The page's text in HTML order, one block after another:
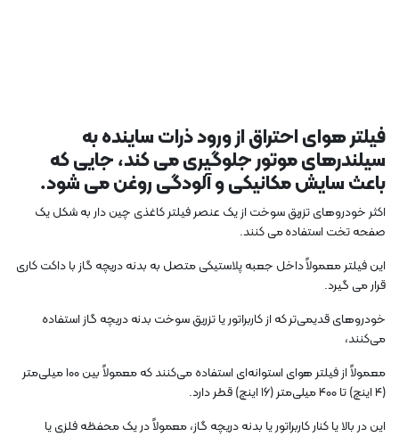
فیلتر هوای احتراق از ورود ذرات ساینده به
سیلندرهای موتور جلوگیری می کند، جایی که
باعث سایش مکانیکی و آلودگی روغن می شود.
اکثر خودروهای تزریق سوخت از یک عنصر فیلتر کاغذی چین دار به شکل یک
صفحه تخت استفاده می کنند.
این فیلتر معمولاً داخل جعبه پلاستیکی متصل به بدنه دریچه گاز با داکت کاری
قرار می گیرد.
خودروهای قدیمی‌تر که از کاربراتور یا تزریق سوخت بدنه دریچه گاز استفاده
می‌کنند،
معمولاً از فیلتر هوای استوانه‌ای استفاده می‌کنند که معمولاً بین ۱۰۰ میلی‌متر
(۴ اینچ) تا ۴۰۰ میلی‌متر (۱۶ اینچ) قطر دارد.
این در بالا یا کنار کاربراتور یا بدنه دریچه گاز، معمولاً در یک محفظه فلزی یا